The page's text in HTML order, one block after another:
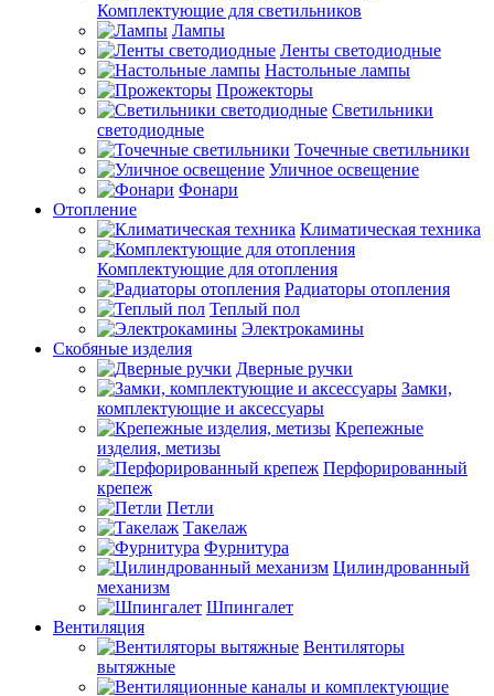
Комплектующие для светильников
Лампы
Ленты светодиодные
Настольные лампы
Прожекторы
Светильники
светодиодные
Точечные светильники
Уличное освещение
Фонари
Отопление
Климатическая техника
Комплектующие для отопления
Радиаторы отопления
Теплый пол
Электрокамины
Скобяные изделия
Дверные ручки
Замки,
комплектующие и аксессуары
Крепежные
изделия, метизы
Перфорированный
крепеж
Петли
Такелаж
Фурнитура
Цилиндрованный
механизм
Шпингалет
Вентиляция
Вентиляторы
вытяжные